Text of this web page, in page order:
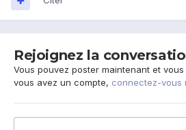
Rejoignez la
Vous pouvez poster maintenant et
vous avez un compte, connectez-vous